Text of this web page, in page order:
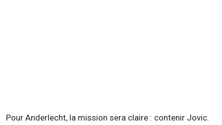
Pour Anderlecht, la mission sera claire : contenir Jovic.